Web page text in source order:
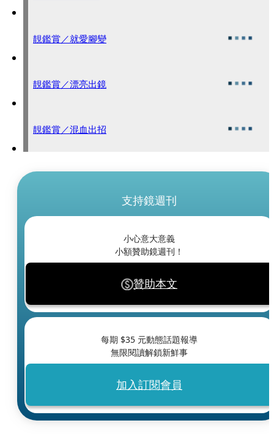
靚鑑賞／就愛腳變
靚鑑賞／漂亮出鏡
靚鑑賞／混血出招
支持鏡週刊
小心意大意義
小額贊助鏡週刊！
贊助本文
每期 $35 元動態話題報導
無限閱讀解鎖新鮮事
加入訂閱會員